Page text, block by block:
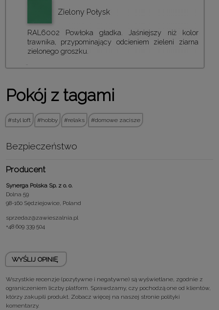
Zielony Połysk
RAL6002 Powłoka gładka. Jaśniejszy niż kolor
trawnika, przypominający odcieniem zieleni ziarna
zielonego groszku.
Pokój z tagami
styl loft hobby relaks domowe zacisze
Bezpieczeństwo
Producent
Synerga Polska Sp. z o. o.
Dolna 59
98-160 Sędziejowice, Poland
sprzedaz@zawieszalnia.pl
+48 609 339 504
WYŚLIJ OPINIĘ
Wszystkie recenzje (pozytywne i negatywne) są wyświetlane, zgodnie z
ograniczeniem liczby platform. Sprawdzamy, czy pochodzą one od klientów,
którzy zakupili produkt. Zobacz więcej na naszej stronie polityki
komentarzy.